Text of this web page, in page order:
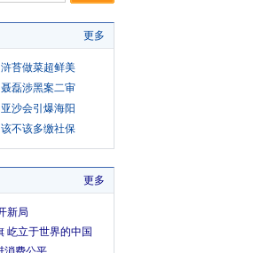
更多
浒苔做菜超鲜美
聂磊涉黑案二审
亚沙会引爆海阳
该不该多缴社保